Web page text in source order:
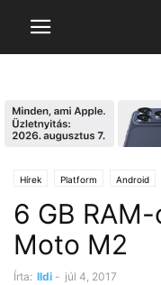
Hírek Platform Android
6 GB
Moto M2
Írta: Ildi - júl 4, 2017